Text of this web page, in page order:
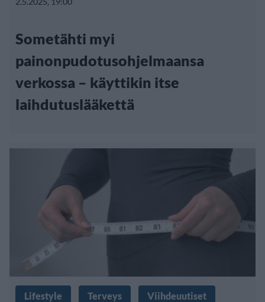
Sometähti myi
painonpudotusohjelmaansa
verkossa – käyttikin itse
laihdutuslääkettä
Lifestyle Terveys Viihdeuutiset